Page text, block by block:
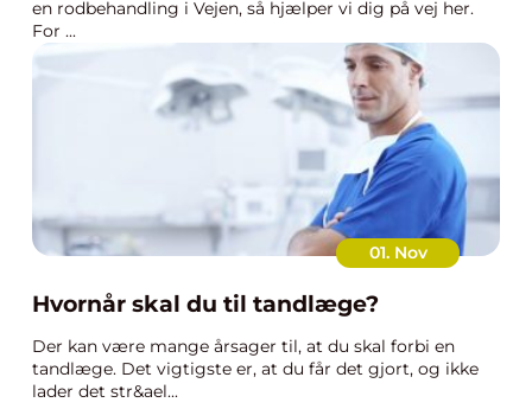
en rodbehandling i Vejen, så hjælper vi dig på vej her.
For ...
01. Nov
Hvornår skal du til tandlæge?
Der kan være mange årsager til, at du skal forbi en
tandlæge. Det vigtigste er, at du får det gjort, og ikke
lader det str&ael...